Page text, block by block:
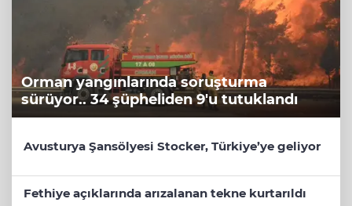
Orman yangınlarında soruşturma
sürüyor.. 34 şüpheliden 9'u tutuklandı
Avusturya Şansölyesi Stocker, Türkiye’ye geliyor
Fethiye açıklarında arızalanan tekne kurtarıldı